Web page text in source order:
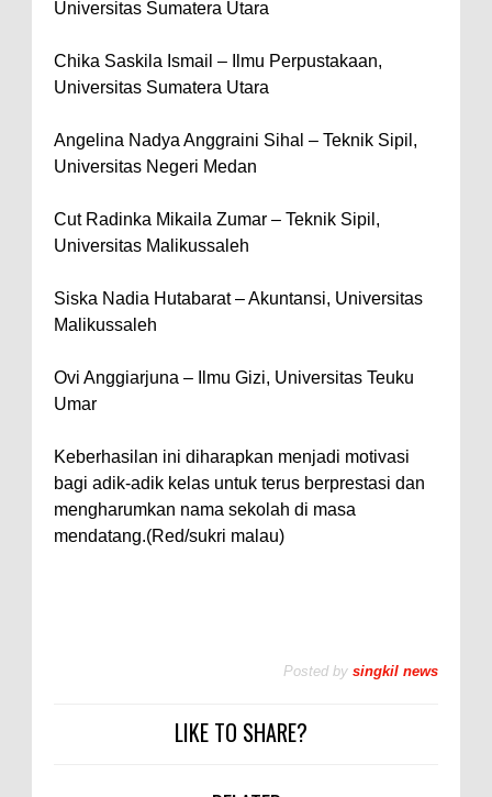
Universitas Sumatera Utara
Chika Saskila Ismail – Ilmu Perpustakaan,
Universitas Sumatera Utara
Angelina Nadya Anggraini Sihal – Teknik Sipil,
Universitas Negeri Medan
Cut Radinka Mikaila Zumar – Teknik Sipil,
Universitas Malikussaleh
Siska Nadia Hutabarat – Akuntansi, Universitas
Malikussaleh
Ovi Anggiarjuna – Ilmu Gizi, Universitas Teuku
Umar
Keberhasilan ini diharapkan menjadi motivasi
bagi adik-adik kelas untuk terus berprestasi dan
mengharumkan nama sekolah di masa
mendatang.(Red/sukri malau)
Posted by singkil news
LIKE TO SHARE?